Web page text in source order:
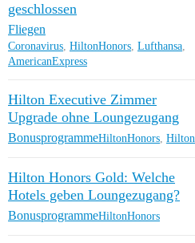
geschlossen
Fliegen
Coronavirus, HiltonHonors, Lufthansa,
AmericanExpress
Hilton Executive Zimmer
Upgrade ohne Loungezugang
BonusprogrammeHiltonHonors Hilton
Hilton Honors Gold: Welche
Hotels geben Loungezugang?
BonusprogrammeHiltonHonors